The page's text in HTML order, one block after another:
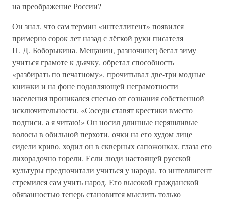
на преображение России?
Он знал, что сам термин «интеллигент» появился
примерно сорок лет назад с лёгкой руки писателя
П. Д. Боборыкина. Мещанин, разночинец бегал зиму
учиться грамоте к дьячку, обретал способность
«разбирать по печатному», прочитывал две-три модные
книжки и на фоне подавляющей неграмотности
населения проникался спесью от сознания собственной
исключительности. «Соседи ставят крестики вместо
подписи, а я читаю!» Он носил длинные неряшливые
волосы в обильной перхоти, очки на его худом лице
сидели криво, ходил он в скверных сапожонках, глаза его
лихорадочно горели. Если люди настоящей русской
культуры предпочитали учиться у народа, то интеллигент
стремился сам учить народ. Его высокой гражданской
обязанностью теперь становится мыслить только